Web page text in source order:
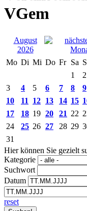
VGem
August
2026
Mo Di Mi Do Fr Sa
1
2
3
4 5 6 7 8
9
10
11 12 13 14 15
17
18 19 20 21 22
24
25 26 27 28 29
31
Hier können Sie gezielt
Kategorie
Suchwort
Datum
reset